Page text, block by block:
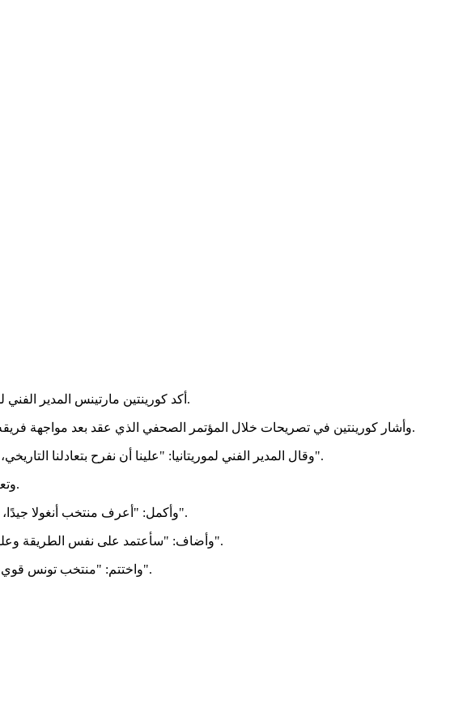
أكد كورينتين مارتينس المدير الفني للمنتخب الوطني، أن فريقه سيدخل مواجهة تونس المقبلة بكأس أمم أفريقيا 2019 بحثًا عن التأهل إلى دور الـ16 من البطولة.
وأشار كورينتين في تصريحات خلال المؤتمر الصحفي الذي عقد بعد مواجهة فريقه أمام أنغولا، إلى أن التعادل الذي حققه خلال المواجهة يعد تاريخيًا كونها النقطة الأولى في تاريخ موريتانيا بالبطولة الأفريقية.
وقال المدير الفني لموريتانيا: "علينا أن نفرح بتعادلنا التاريخي، الآن حققنا أول نقطة في تاريخنا، لقد نجحنا في معالجة الأخطاء التي ظهرت في الجانب الدفاعي خلال مواجهة مالي الأولى".
وتعادل منتخبا موريتانيا وأنغولا مساء أمس، السبت، في إطار مباريات الجولة الثانية من المجموعة الخامسة لكأس أمم أفريقيا.
وأكمل: "أعرف منتخب أنغولا جيدًا، لعبنا ضده مرتين من قبل في تصفيات البطولة، اعتمدت على التأمين الدفاعي القوي ومن ثم التحول الهجومي بشكل سريع".
وأضاف: "سأعتمد على نفس الطريقة وعلينا تنفيذها بدقة إذا أردنا التأهل للأدوار التالية، فقط يعيبنا أننا لم نتواجد بكثافة في الثلث الأخير من الملعب في مواجهة أنغولا".
واختتم: "منتخب تونس قوي، ولعب في كأس العالم الماضي، لديه تاريخ كبير وأسماء محترفة في أوروبا، لكننا سنواجههم بهدف التأهل إلى الدور المقبل".